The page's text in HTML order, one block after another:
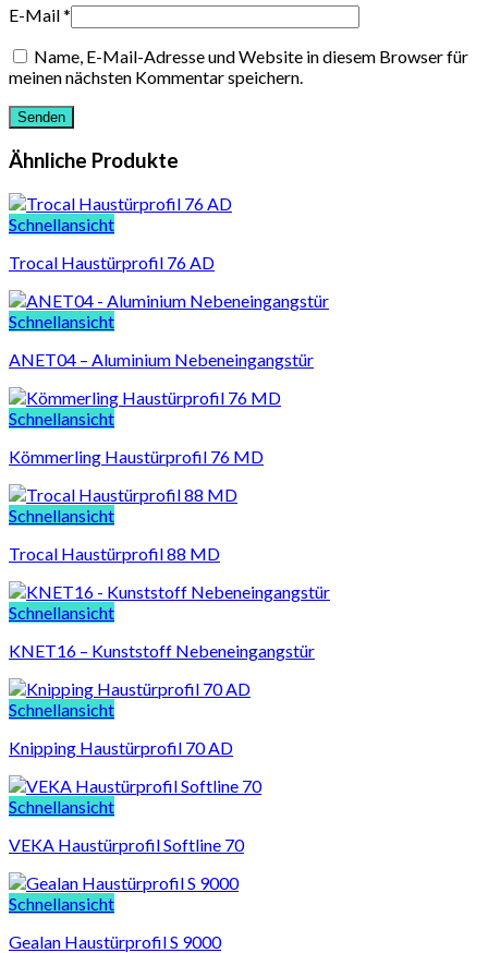
E-Mail*
Name, E-Mail-Adresse und Website in diesem Browser für
meinen nächsten Kommentar speichern.
Ähnliche Produkte
Schnellansicht
Trocal Haustürprofil 76 AD
Schnellansicht
ANET04 – Aluminium Nebeneingangstür
Schnellansicht
Kömmerling Haustürprofil 76 MD
Schnellansicht
Trocal Haustürprofil 88 MD
Schnellansicht
KNET16 – Kunststoff Nebeneingangstür
Schnellansicht
Knipping Haustürprofil 70 AD
Schnellansicht
VEKA Haustürprofil Softline 70
Schnellansicht
Gealan Haustürprofil S 9000